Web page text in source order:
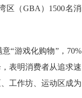
区（GBA）1500名消
“游戏化购物”，70%
表明消费者从追求速
工作坊、运动区成为